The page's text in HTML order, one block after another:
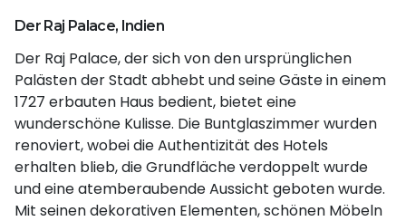
Der Raj Palace, Indien
Der Raj Palace, der sich von den ursprünglichen
Palästen der Stadt abhebt und seine Gäste in einem
1727 erbauten Haus bedient, bietet eine
wunderschöne Kulisse. Die Buntglaszimmer wurden
renoviert, wobei die Authentizität des Hotels
erhalten blieb, die Grundfläche verdoppelt wurde
und eine atemberaubende Aussicht geboten wurde.
Mit seinen dekorativen Elementen, schönen Möbeln